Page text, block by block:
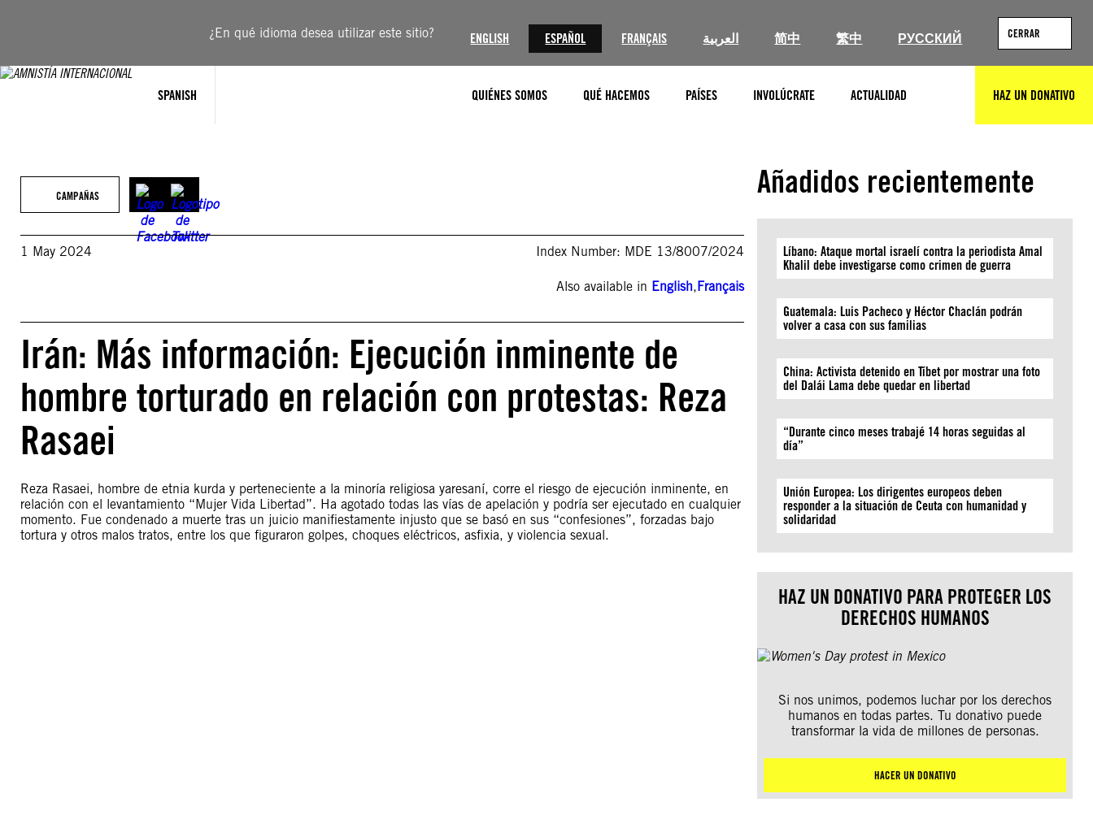
¿En qué idioma desea utilizar este sitio? ENGLISH ESPAÑOL FRANÇAIS العربية 简中 繁中 РУССКИЙ CERRAR
SPANISH QUIÉNES SOMOS QUÉ HACEMOS PAÍSES INVOLÚCRATE ACTUALIDAD HAZ UN DONATIVO
CAMPAÑAS
1 May 2024 Index Number: MDE 13/8007/2024
Also available in English,Français
Irán: Más información: Ejecución inminente de
hombre torturado en relación con protestas: Reza
Rasaei
Reza Rasaei, hombre de etnia kurda y perteneciente a la minoría religiosa yaresaní, corre el riesgo de ejecución inminente, en
relación con el levantamiento “Mujer Vida Libertad”. Ha agotado todas las vías de apelación y podría ser ejecutado en cualquier
momento. Fue condenado a muerte tras un juicio manifiestamente injusto que se basó en sus “confesiones”, forzadas bajo
tortura y otros malos tratos, entre los que figuraron golpes, choques eléctricos, asfixia, y violencia sexual.
Añadidos recientemente
Líbano: Ataque mortal israelí contra la periodista Amal
Khalil debe investigarse como crimen de guerra
Guatemala: Luis Pacheco y Héctor Chaclán podrán
volver a casa con sus familias
China: Activista detenido en Tíbet por mostrar una foto
del Dalái Lama debe quedar en libertad
“Durante cinco meses trabajé 14 horas seguidas al
día”
Unión Europea: Los dirigentes europeos deben
responder a la situación de Ceuta con humanidad y
solidaridad
HAZ UN DONATIVO PARA PROTEGER LOS
DERECHOS HUMANOS
Si nos unimos, podemos luchar por los derechos
humanos en todas partes. Tu donativo puede
transformar la vida de millones de personas.
HACER UN DONATIVO